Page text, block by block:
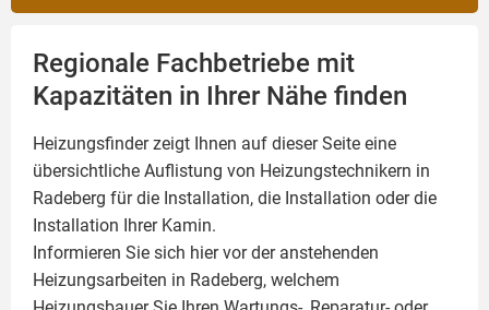
Regionale Fachbetriebe mit
Kapazitäten in Ihrer Nähe finden
Heizungsfinder zeigt Ihnen auf dieser Seite eine
übersichtliche Auflistung von Heizungstechnikern in
Radeberg für die Installation, die Installation oder die
Installation Ihrer Kamin.
Informieren Sie sich hier vor der anstehenden
Heizungsarbeiten in Radeberg, welchem